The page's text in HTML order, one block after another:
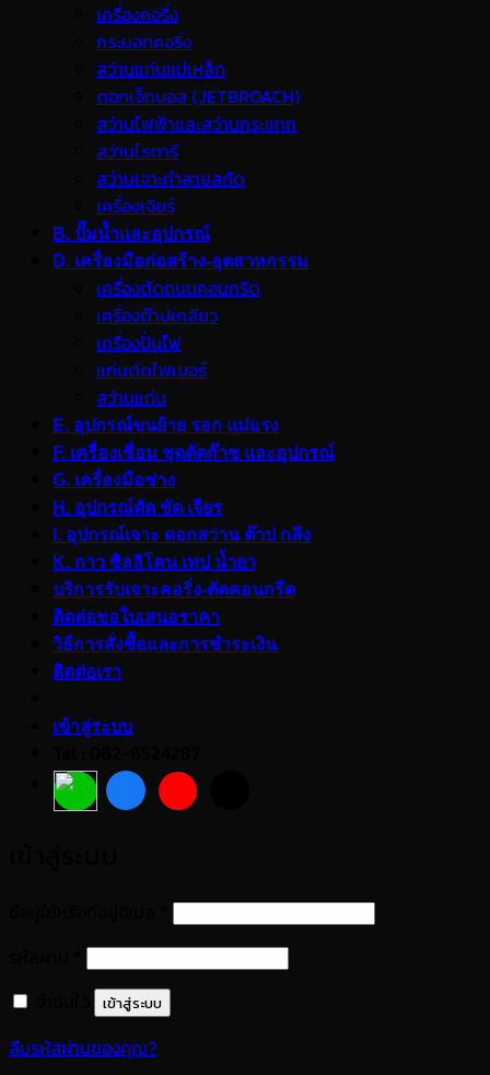
เครื่องคอริ่ง
กระบอกคอริ่ง
สว่านแท่นแม่เหล็ก
ดอกเจ็ทบอส (JETBROACH)
สว่านไฟฟ้าและสว่านกระแทก
สว่านโรตารี
สว่านเจาะทำลายสกัด
เครื่องเจียร์
B. ปั๊มน้ำและอุปกรณ์
D. เครื่องมือก่อสร้าง-อุตสาหกรรม
เครื่องตัดถนนคอนกรีต
เครื่องต๊าปเกลียว
เครื่องปั่นไฟ
แท่นตัดไฟเบอร์
สว่านแท่น
E. อุปกรณ์ขนย้าย รอก แม่แรง
F. เครื่องเชื่อม ชุดตัดก๊าซ และอุปกรณ์
G. เครื่องมือช่าง
H. อุปกรณ์ตัด ขัด เจียร
I. อุปกรณ์เจาะ ดอกสว่าน ต๊าป กลึง
K. กาว ซิลลิโคน เทป น้ำยา
บริการรับเจาะคอริ่ง-ตัดคอนกรีต
ติดต่อขอใบเสนอราคา
วิธีการสั่งซื้อและการชำระเงิน
ติดต่อเรา
เข้าสู่ระบบ
ต้องการ
ต้องการ
เข้าสู่ระบบ
ลืมรหัสผ่านของคุณ?